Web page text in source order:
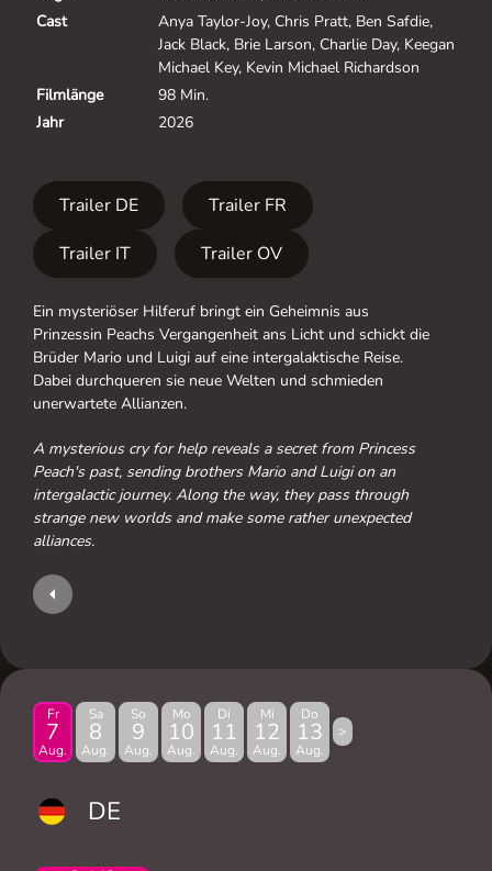
Cast
Anya Taylor-Joy, Chris Pratt, Ben Safdie,
Jack Black, Brie Larson, Charlie Day, Keegan
Michael Key, Kevin Michael Richardson
Filmlänge
98 Min.
Jahr
2026
Trailer DE
Trailer FR
Trailer IT
Trailer OV
Ein mysteriöser Hilferuf bringt ein Geheimnis aus
Prinzessin Peachs Vergangenheit ans Licht und schickt die
Brüder Mario und Luigi auf eine intergalaktische Reise.
Dabei durchqueren sie neue Welten und schmieden
unerwartete Allianzen.
A mysterious cry for help reveals a secret from Princess
Peach's past, sending brothers Mario and Luigi on an
intergalactic journey. Along the way, they pass through
strange new worlds and make some rather unexpected
alliances.
Fr
7
Aug.
Sa
8
Aug.
So
9
Aug.
Mo
10
Aug.
Di
11
Aug.
Mi
12
Aug.
Do
13
Aug.
>
DE